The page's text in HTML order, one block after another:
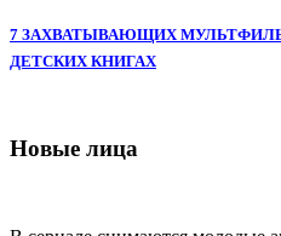
7 ЗАХВАТЫВАЮЩИХ
ДЕТСКИХ КНИГАХ
Новые лица